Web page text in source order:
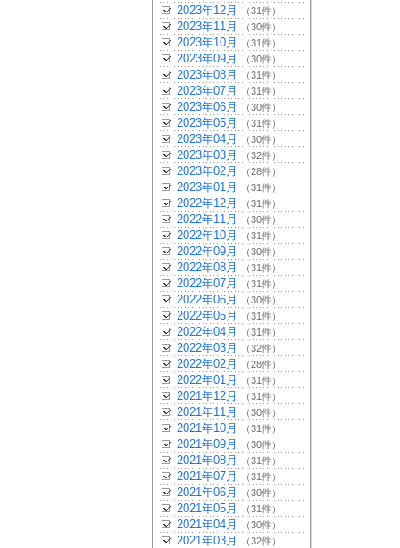
2023年12月 （31件）
2023年11月 （30件）
2023年10月 （31件）
2023年09月 （30件）
2023年08月 （31件）
2023年07月 （31件）
2023年06月 （30件）
2023年05月 （31件）
2023年04月 （30件）
2023年03月 （32件）
2023年02月 （28件）
2023年01月 （31件）
2022年12月 （31件）
2022年11月 （30件）
2022年10月 （31件）
2022年09月 （30件）
2022年08月 （31件）
2022年07月 （31件）
2022年06月 （30件）
2022年05月 （31件）
2022年04月 （31件）
2022年03月 （32件）
2022年02月 （28件）
2022年01月 （31件）
2021年12月 （31件）
2021年11月 （30件）
2021年10月 （31件）
2021年09月 （30件）
2021年08月 （31件）
2021年07月 （31件）
2021年06月 （30件）
2021年05月 （31件）
2021年04月 （30件）
2021年03月 （32件）